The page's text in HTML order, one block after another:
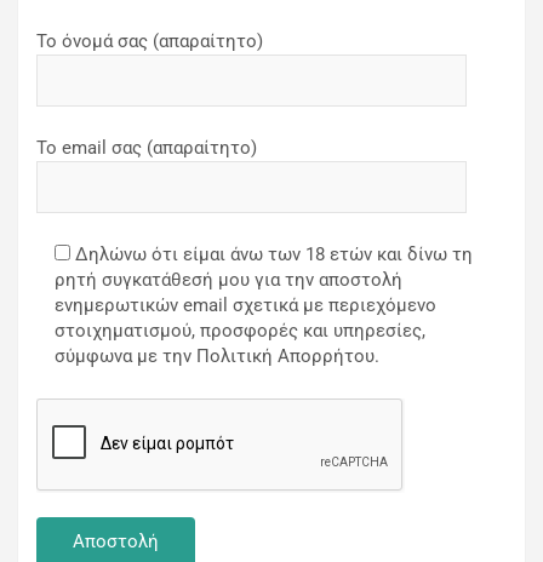
Το όνομά σας (απαραίτητο)
Το email σας (απαραίτητο)
Δηλώνω ότι είμαι άνω των 18 ετών και δίνω τη
ρητή συγκατάθεσή μου για την αποστολή
ενημερωτικών email σχετικά με περιεχόμενο
στοιχηματισμού, προσφορές και υπηρεσίες,
σύμφωνα με την Πολιτική Απορρήτου.